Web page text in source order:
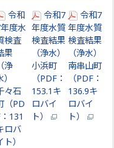
令和
度水
検査
果
（浄
々石
（PD
131
ロバ
ト）
令和7
年度水質
検査結果
（浄水）
小浜町
（PDF：
153.1キ
ロバイ
ト）
令和7
年度水質
検査結果
（浄水）
南串山町
（PDF：
136.9キ
ロバイ
ト）